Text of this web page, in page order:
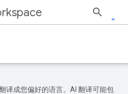
译成您偏好的语言。AI 翻译可能包